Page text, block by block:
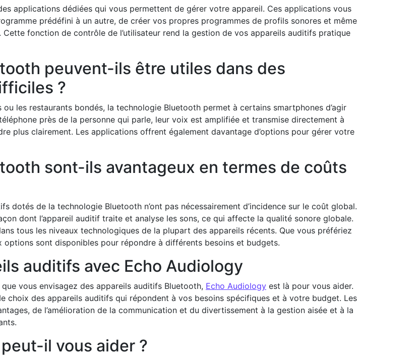
applications dédiées qui vous permettent de gérer votre appareil. Ces applications vous
prédéfini à un autre, de créer vos propres programmes de profils sonores et même
fonction de contrôle de l’utilisateur rend la gestion de vos appareils auditifs pratique
peuvent-ils être utiles dans des
?
les restaurants bondés, la technologie Bluetooth permet à certains smartphones d’agir
près de la personne qui parle, leur voix est amplifiée et transmise directement à
plus clairement. Les applications offrent également davantage d’options pour gérer votre
sont-ils avantageux en termes de coûts
dotés de la technologie Bluetooth n’ont pas nécessairement d’incidence sur le coût global.
dont l’appareil auditif traite et analyse les sons, ce qui affecte la qualité sonore globale.
tous les niveaux technologiques de la plupart des appareils récents. Que vous préfériez
sont disponibles pour répondre à différents besoins et budgets.
auditifs avec Echo Audiology
vous envisagez des appareils auditifs Bluetooth, Echo Audiology est là pour vous aider.
choix des appareils auditifs qui répondent à vos besoins spécifiques et à votre budget. Les
de l’amélioration de la communication et du divertissement à la gestion aisée et à la
il vous aider ?